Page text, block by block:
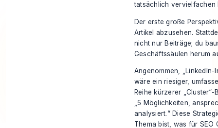
tatsächlich vervielfachen
Der erste große
Artikel abzusehen.
nicht nur Beiträge; du
Geschäftssäulen herum
Angenommen,
wäre ein riesiger,
Reihe kürzerer
„5 Möglichkeiten,
analysiert.“ Diese
Thema bist, was für SEO